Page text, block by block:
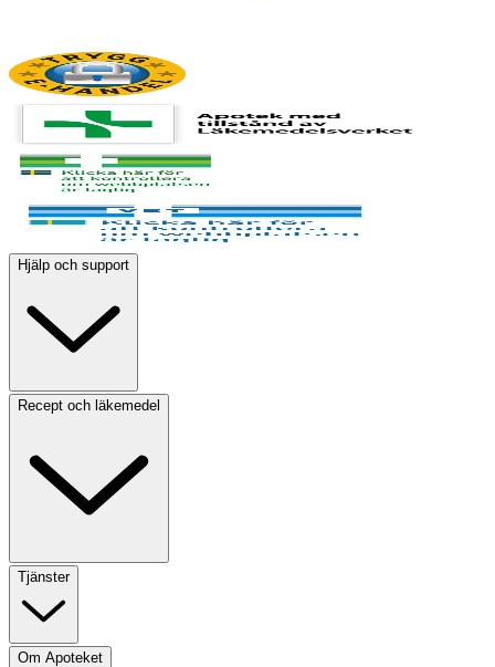
Hjälp och support
Recept och läkemedel
Tjänster
Om Apoteket